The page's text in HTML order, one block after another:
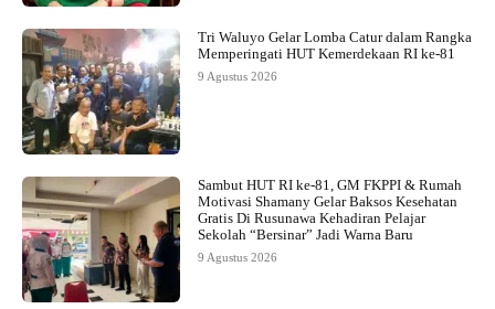
Tri Waluyo Gelar Lomba Catur dalam Rangka
Memperingati HUT Kemerdekaan RI ke-81
9 Agustus 2026
Sambut HUT RI ke-81, GM FKPPI & Rumah
Motivasi Shamany Gelar Baksos Kesehatan
Gratis Di Rusunawa Kehadiran Pelajar
Sekolah “Bersinar” Jadi Warna Baru
9 Agustus 2026